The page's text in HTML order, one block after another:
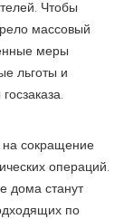
Чтобы
массовый
меры
льготы и
на сокращение
операций.
дома станут
по